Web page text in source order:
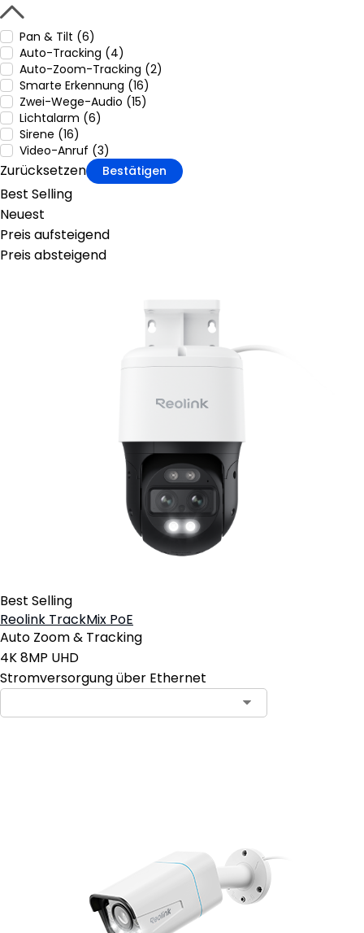
Pan & Tilt (6)
Auto-Tracking (4)
Auto-Zoom-Tracking (2)
Smarte Erkennung (16)
Zwei-Wege-Audio (15)
Lichtalarm (6)
Sirene (16)
Video-Anruf (3)
Zurücksetzen Bestätigen
Best Selling
Neuest
Preis aufsteigend
Preis absteigend
Best Selling
Reolink TrackMix PoE
Auto Zoom & Tracking
4K 8MP UHD
Stromversorgung über Ethernet